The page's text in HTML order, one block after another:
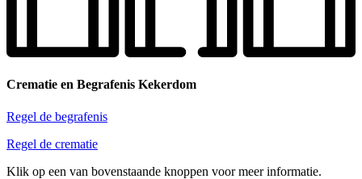
Crematie en Begrafenis Kekerdom
Regel de begrafenis
Regel de crematie
Klik op een van bovenstaande knoppen voor meer informatie.